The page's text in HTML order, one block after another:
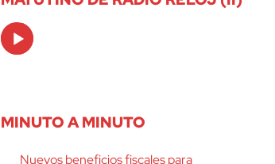
Audio
Player
MINUTO A MINUTO
Nuevos beneficios fiscales para